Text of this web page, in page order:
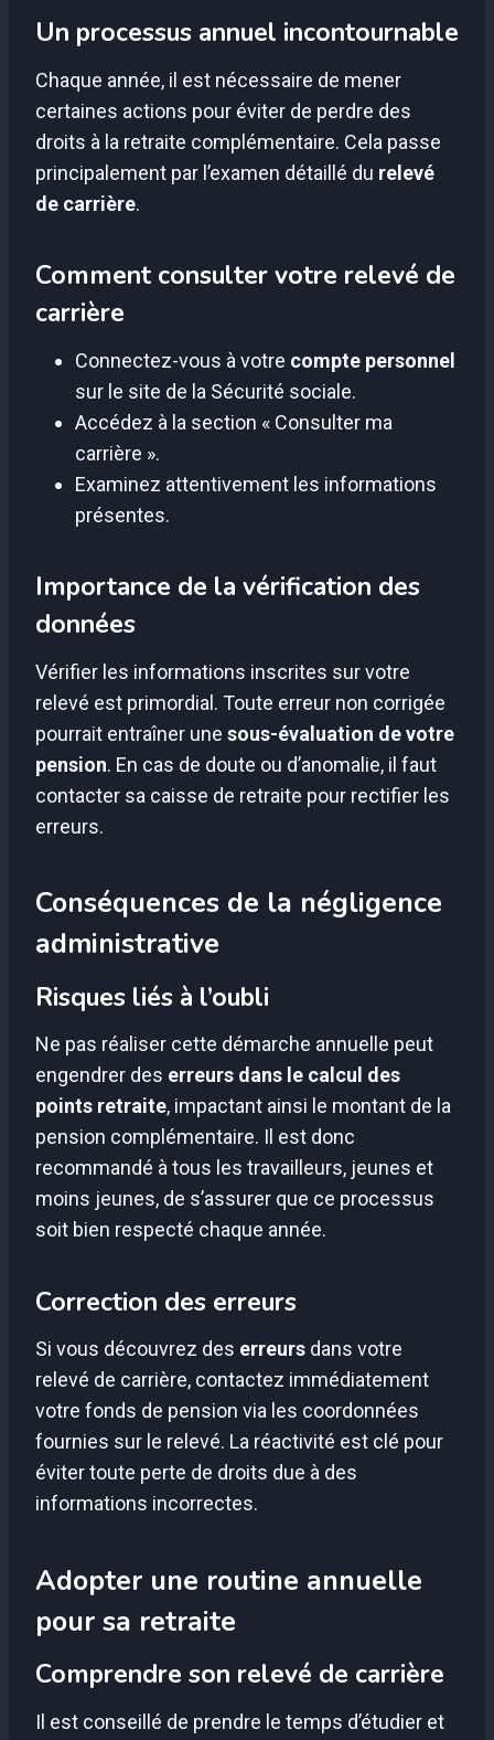
Un processus annuel incontournable
Chaque année, il est nécessaire de mener
certaines actions pour éviter de perdre des
droits à la retraite complémentaire. Cela passe
principalement par l’examen détaillé du relevé
de carrière.
Comment consulter votre relevé de
carrière
Connectez-vous à votre compte personnel
sur le site de la Sécurité sociale.
Accédez à la section « Consulter ma
carrière ».
Examinez attentivement les informations
présentes.
Importance de la vérification des
données
Vérifier les informations inscrites sur votre
relevé est primordial. Toute erreur non corrigée
pourrait entraîner une sous-évaluation de votre
pension. En cas de doute ou d’anomalie, il faut
contacter sa caisse de retraite pour rectifier les
erreurs.
Conséquences de la négligence
administrative
Risques liés à l’oubli
Ne pas réaliser cette démarche annuelle peut
engendrer des erreurs dans le calcul des
points retraite, impactant ainsi le montant de la
pension complémentaire. Il est donc
recommandé à tous les travailleurs, jeunes et
moins jeunes, de s’assurer que ce processus
soit bien respecté chaque année.
Correction des erreurs
Si vous découvrez des erreurs dans votre
relevé de carrière, contactez immédiatement
votre fonds de pension via les coordonnées
fournies sur le relevé. La réactivité est clé pour
éviter toute perte de droits due à des
informations incorrectes.
Adopter une routine annuelle
pour sa retraite
Comprendre son relevé de carrière
Il est conseillé de prendre le temps d’étudier et